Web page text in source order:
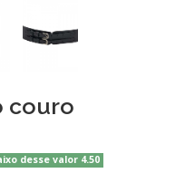
couro
desse valor 4.50